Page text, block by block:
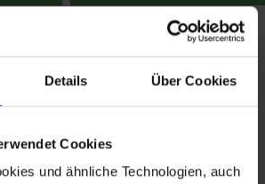
Details Über Cookies
Cookies
und ähnliche Technologien, auch